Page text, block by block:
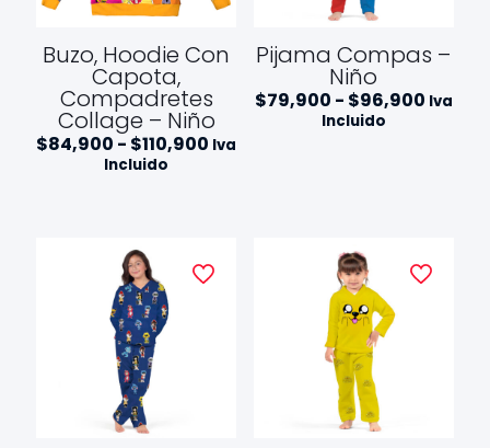
Buzo, Hoodie Con
Capota,
Compadretes
Collage – Niño
$84,900 - $110,900 Rango
Iva
Incluido
Pijama Compas –
Niño
$79,900 - $96,900Rango
Iva
Incluido